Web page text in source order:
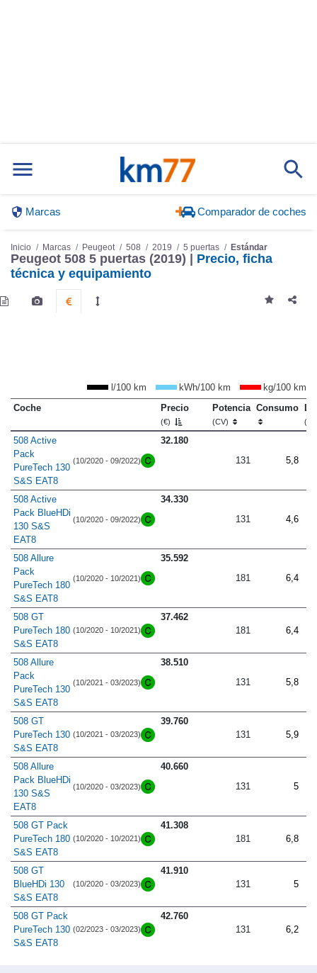
Marcas Comparador de coches
Inicio Marcas Peugeot 508 2019 5 puertas Estándar
Peugeot 508 5 puertas (2019) | Precio, ficha
técnica y equipamiento
l/100 km kWh/100 km
kg/100 km
Coche
Precio
(€)
Potencia
(CV)
Consumo
508 Active
Pack
PureTech 130
S&S EAT8
(10/2020 - 09/2022)
32.180
131
5,8
508 Active
Pack BlueHDi
130 S&S
EAT8
(10/2020 - 09/2022)
34.330
131
4,6
508 Allure
Pack
PureTech 180
S&S EAT8
(10/2020 - 10/2021)
35.592
181
6,4
508 GT
PureTech 180
S&S EAT8
(10/2020 - 10/2021)
37.462
181
6,4
508 Allure
Pack
PureTech 130
S&S EAT8
(10/2021 - 03/2023)
38.510
131
5,8
508 GT
PureTech 130
S&S EAT8
(10/2021 - 03/2023)
39.760
131
5,9
508 Allure
Pack BlueHDi
130 S&S
EAT8
(10/2020 - 03/2023)
40.660
131
5
508 GT Pack
PureTech 180
S&S EAT8
(10/2020 - 10/2021)
41.308
181
6,8
508 GT
BlueHDi 130
S&S EAT8
(10/2020 - 03/2023)
41.910
131
5
508 GT Pack
PureTech 130
S&S EAT8
(02/2023 - 03/2023)
42.760
131
6,2